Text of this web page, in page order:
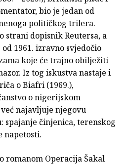
bio je jedan od
političkog trilera.
strani dopisnik Reutersa, a
1961. izravno svjedočio
koje će trajno obilježiti
Iz tog iskustva nastaje i
o Biafri (1969.),
o nigerijskom
najavljuje njegovu
spajanje činjenica, terenskog
napetosti.
romanom Operacija Šakal